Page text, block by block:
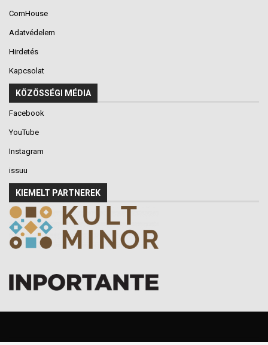
CornHouse
Adatvédelem
Hirdetés
Kapcsolat
KÖZÖSSÉGI MÉDIA
Facebook
YouTube
Instagram
issuu
KIEMELT PARTNEREK